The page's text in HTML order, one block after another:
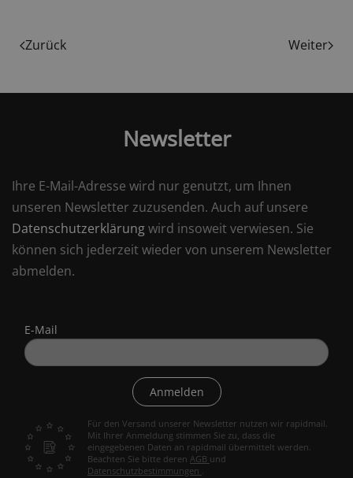
Zurück Weiter
Newsletter
Ihre E-Mail-Adresse wird nur genutzt, um Ihnen
unseren Newsletter zuzusenden. Auch auf unsere
Datenschutzerklärungwird insoweit verwiesen. Sie
können sich jederzeit wieder von unserem Newsletter
abmelden.
E-Mail
Anmelden
Für den Versand unserer Newsletter nutzen wir rapidmail.
Mit Ihrer Anmeldung stimmen Sie zu, dass die
eingegebenen Daten an rapidmail übermittelt werden.
Beachten Sie bitte deren AGB und
Datenschutzbestimmungen .